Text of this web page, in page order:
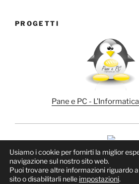
PROGETTI
Pane e PC -
Usiamo i cookie per fornirti la miglior
navigazione sul nostro sito web.
Puoi trovare altre informazioni riguardo
sito o disabilitarli nelle impostazioni.